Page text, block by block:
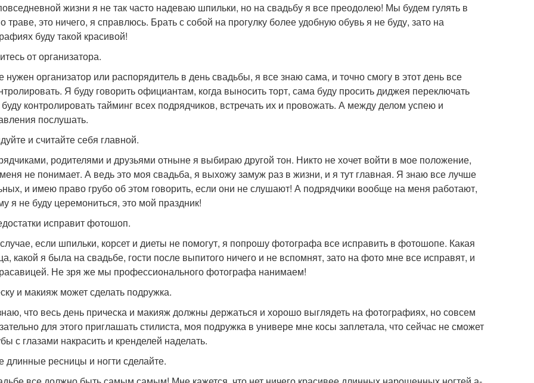
жизни я не так часто надеваю шпильки, но на свадьбу я все преодолею! Мы будем гулять в
траве, это ничего, я справлюсь. Брать с собой на прогулку более удобную обувь я не буду, зато на
буду такой красивой!
от организатора.
нужен организатор или распорядитель в день свадьбы, я все знаю сама, и точно смогу в этот день все
Я буду говорить официантам, когда выносить торт, сама буду просить диджея переключать
буду контролировать тайминг всех подрядчиков, встречать их и провожать. А между делом успею и
послушать.
и считайте себя главной.
родителями и друзьями отныне я выбираю другой тон. Никто не хочет войти в мое положение,
не понимает. А ведь это моя свадьба, я выхожу замуж раз в жизни, и я тут главная. Я знаю все лучше
и имею право грубо об этом говорить, если они не слушают! А подрядчики вообще на меня работают,
я не буду церемониться, это мой праздник!
исправит фотошоп.
если шпильки, корсет и диеты не помогут, я попрошу фотографа все исправить в фотошопе. Какая
какой я была на свадьбе, гости после выпитого ничего и не вспомнят, зато на фото мне все исправят, и
Не зря же мы профессионального фотографа нанимаем!
и макияж может сделать подружка.
что весь день прическа и макияж должны держаться и хорошо выглядеть на фотографиях, но совсем
для этого приглашать стилиста, моя подружка в универе мне косы заплетала, что сейчас не сможет
с глазами накрасить и кренделей наделать.
ресницы и ногти сделайте.